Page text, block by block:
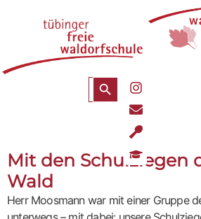
springen
Search
for:
Search Button
I
n
s
t
a
g
r
E
n
v
l
o
e
U
t
e
n
l
G
r
u
Mit den Schulziegen
Wald
Herr Moosmann war mit einer Gruppe